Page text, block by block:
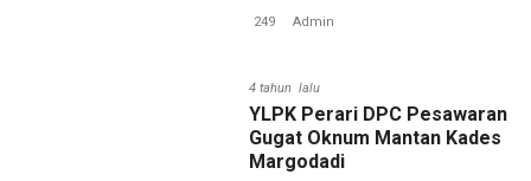
249 Admin
4 tahun lalu
YLPK Perari DPC Pesawaran
Gugat Oknum Mantan Kades
Margodadi